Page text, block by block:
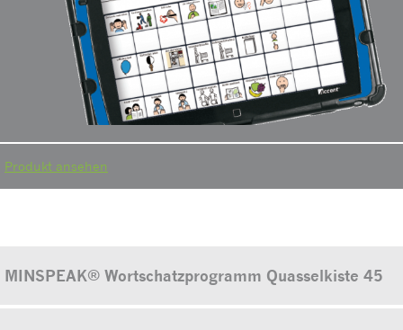
Produkt ansehen
MINSPEAK® Wortschatzprogramm Quasselkiste 45